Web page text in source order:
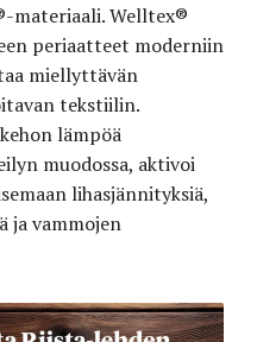
materiaali. Welltex®
periaatteet moderniin
miellyttävän
tekstiilin.
lämpöä
muodossa, aktivoi
lihasjännityksiä,
ja vammojen